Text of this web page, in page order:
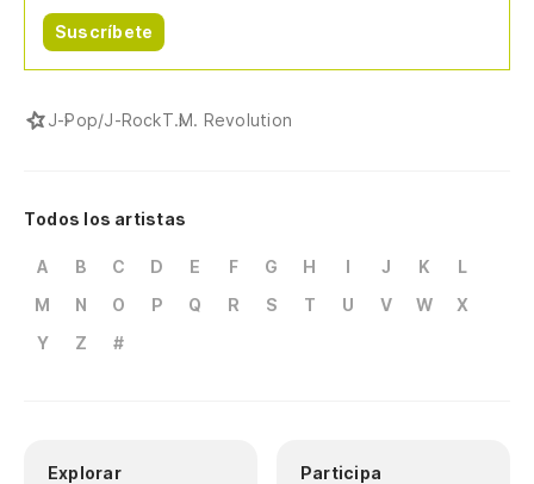
Suscríbete
J-Pop/J-RockT.M. Revolution
Todos los artistas
A B C D E F G H I J K
L
M
N O P Q R S T U V W
X
Y
Z #
Explorar Participa